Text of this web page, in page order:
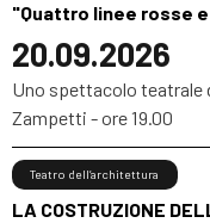
"Quattro linee rosse
20.09.2026
Uno spettacolo teatrale
Zampetti - ore 19.00
LA COSTRUZIONE
Teatro dell’architettura